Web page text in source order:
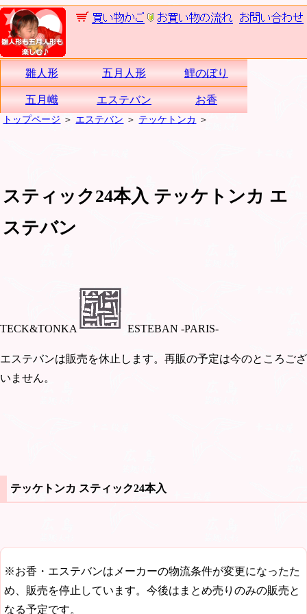
雛人形 五月人形 鯉のぼり
五月幟 エステバン お香
トップページ ＞ エステバン ＞ テッケトンカ ＞
スティック24本入 テッケトンカ エ
ステバン
TECK&TONKA ESTEBAN -PARIS-
エステバンは販売を休止します。再販の予定は今のところござ
いません。
テッケトンカ スティック24本入
※お香・エステバンはメーカーの物流条件が変更になったた
め、販売を停止しています。今後はまとめ売りのみの販売と
なる予定です。